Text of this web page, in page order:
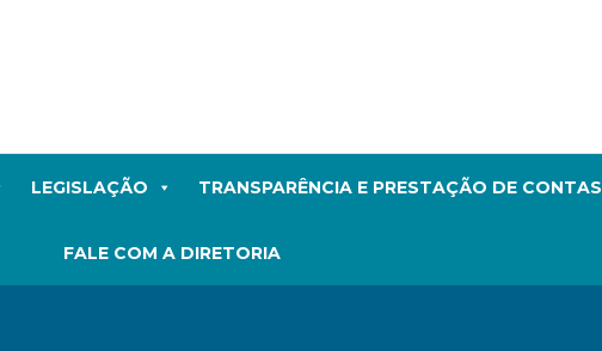
LEGISLAÇÃO TRANSPARÊNCIA E PRESTAÇÃO DE CONTAS
FALE COM A DIRETORIA